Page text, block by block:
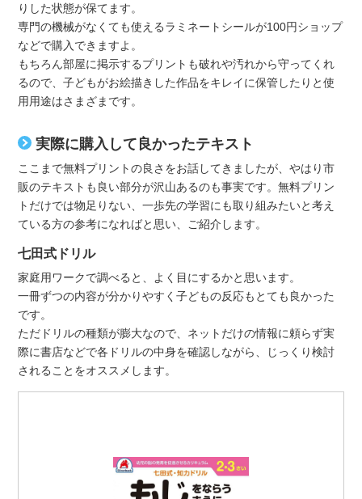
りした状態が保てます。
専門の機械がなくても使えるラミネートシールが100円ショップ
などで購入できますよ。
もちろん部屋に掲示するプリントも破れや汚れから守ってくれ
るので、子どもがお絵描きした作品をキレイに保管したりと使
用用途はさまざまです。
実際に購入して良かったテキスト
ここまで無料プリントの良さをお話してきましたが、やはり市
販のテキストも良い部分が沢山あるのも事実です。無料プリン
トだけでは物足りない、一歩先の学習にも取り組みたいと考え
ている方の参考になればと思い、ご紹介します。
七田式ドリル
家庭用ワークで調べると、よく目にするかと思います。
一冊ずつの内容が分かりやすく子どもの反応もとても良かった
です。
ただドリルの種類が膨大なので、ネットだけの情報に頼らず実
際に書店などで各ドリルの中身を確認しながら、じっくり検討
されることをオススメします。